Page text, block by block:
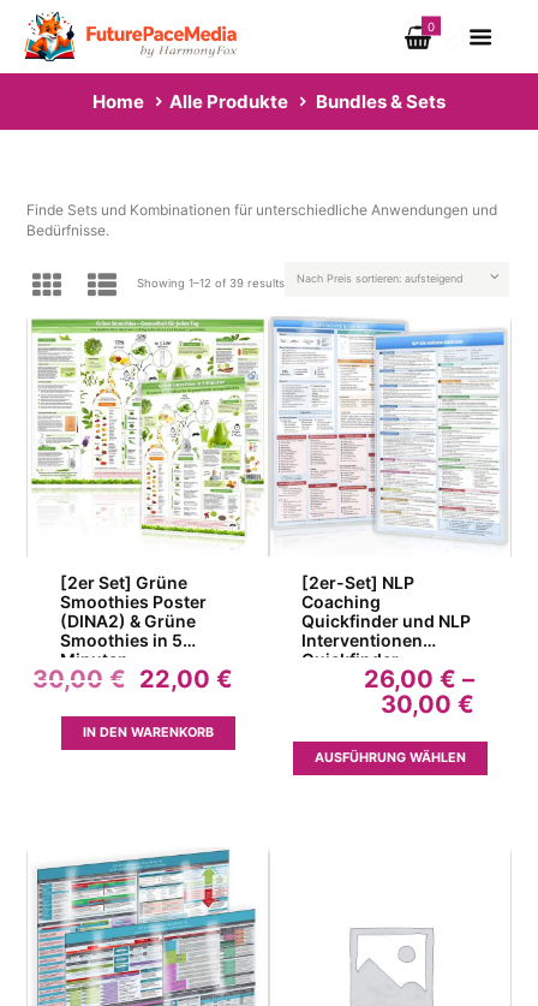
0
Home Alle Produkte Bundles & Sets
Finde Sets und Kombinationen für unterschiedliche Anwendungen und
Bedürfnisse.
Showing 1–12 of 39 results
[2er Set] Grüne
Smoothies Poster
(DINA2) & Grüne
Smoothies in 5
Minuten
Schnellübersicht
(DINA4)
30,00 € Ursprünglicher
war:
30,00 €
22,00 €Aktueller
22,00 €.
IN DEN WARENKORB
[2er-Set] NLP
Coaching
Quickfinder und NLP
Interventionen
Quickfinder
26,00€ –
30,00€
AUSFÜHRUNG WÄHLEN
Produkt